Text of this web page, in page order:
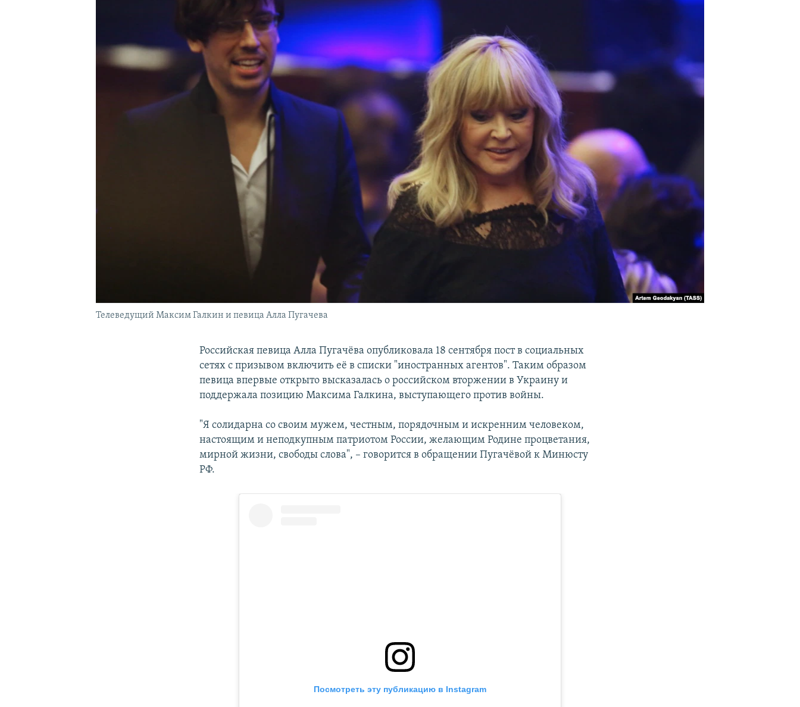
УКРАИНСКАЯ ПРОБЛЕМА КРЫМА
Телеведущий Максим Галкин и певица Алла Пугачева
Российская певица Алла Пугачёва опубликовала 18 сентября пост в социальных
сетях с призывом включить её в списки "иностранных агентов". Таким образом
певица впервые открыто высказалась о российском вторжении в Украину и
поддержала позицию Максима Галкина, выступающего против войны.
"Я солидарна со своим мужем, честным, порядочным и искренним человеком,
настоящим и неподкупным патриотом России, желающим Родине процветания,
мирной жизни, свободы слова", – говорится в обращении Пугачёвой к Минюсту
РФ.